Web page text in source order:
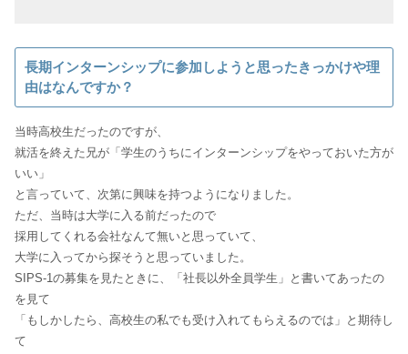
長期インターンシップに参加しようと思ったきっかけや理
由はなんですか？
当時高校生だったのですが、
就活を終えた兄が「学生のうちにインターンシップをやっておいた方が
いい」
と言っていて、次第に興味を持つようになりました。
ただ、当時は大学に入る前だったので
採用してくれる会社なんて無いと思っていて、
大学に入ってから探そうと思っていました。
SIPS-1の募集を見たときに、「社長以外全員学生」と書いてあったの
を見て
「もしかしたら、高校生の私でも受け入れてもらえるのでは」と期待し
て